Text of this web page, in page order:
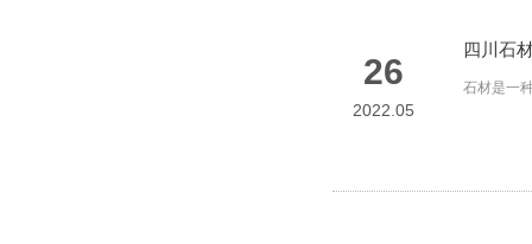
26
2022.05
四川石
石材是一